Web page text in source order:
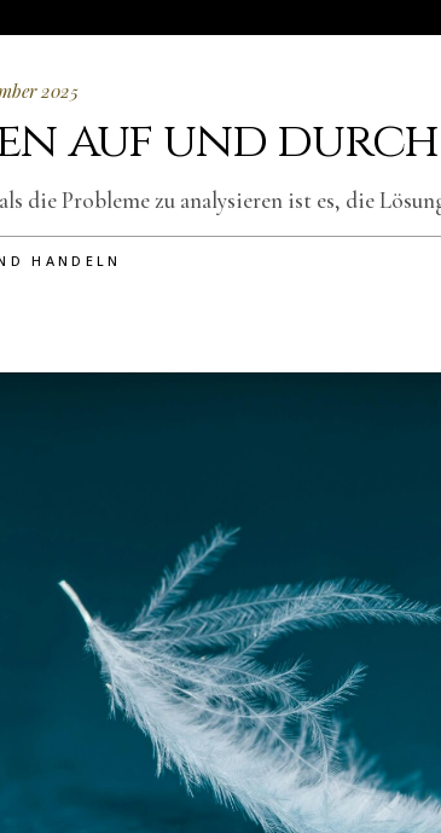
2025
auf und durch
die Probleme zu analysieren ist es, die
HANDELN